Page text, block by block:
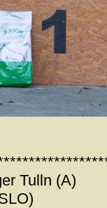
Tulln (A)